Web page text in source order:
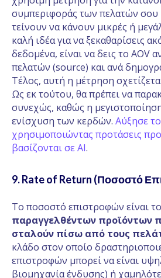
συμπεριφοράς των πελατών σου
τείνουν να κάνουν μικρές ή
καλή ιδέα για να ξεκαθαρίσεις
δεδομένα, είναι να δεις το AOV
πελατών (source) και ανά
Τέλος, αυτή η μέτρηση
Ως εκ τούτου, θα πρέπει να
συνεχώς, καθώς η
ενίσχυση των κερδών. Αύξησε
χρησιμοποιώντας προτάσεις
βασίζονται σε AI.
9. Rate of Return (Ποσοστό
Το ποσοστό επιστροφών είναι το
παραγγελθέντων προϊόντων
σταλούν πίσω από τους
κλάδο στον οποίο
επιστροφών μπορεί να είναι
βιομηχανία ένδυσης) ή